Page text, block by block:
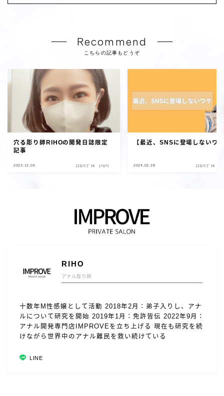
Recommend
こちらの記事もどうぞ
穴る彫り師RIHOの開発日誌限定
記事
2023.12.06 ｺｺﾛﾉﾂﾌﾞﾔｷ )^o^(
【最近、SNSに登場しないワ
2024.02.28 ｺｺﾛﾉﾂﾌﾞﾔｷ
RIHO
アナル彫り師
十数年M性感嬢として活動 2018年2月：弟子入りし、アナ
ルについて研究を開始 2019年1月：免許皆伝 2022年9月：
アナル開発専門店IMPROVEを立ち上げる 現在も研究を続
けながら世界中のアナル難民を救い続けている
LINE